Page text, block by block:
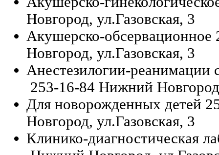
Новгород, ул.Газовская, 3
Акушерско-обсервационное
Новгород, ул.Газовская, 3
Анестезилогии-
253-16-84 Нижний
Для новорожденных детей
Новгород, ул.Газовская, 3
Клинико-диагностическая